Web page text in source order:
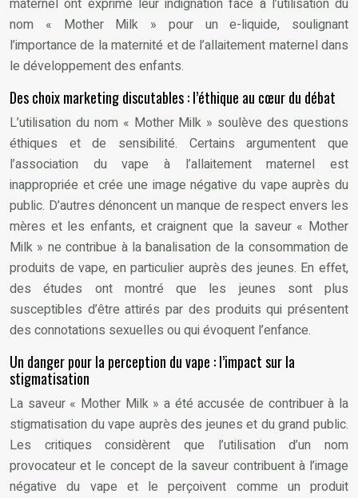
nom « Mother Milk » pour un e-liquide, soulignant
l’importance de la maternité et de l’allaitement maternel dans
le développement des enfants.
Des choix marketing discutables : l’éthique au cœur du débat
L’utilisation du nom « Mother Milk » soulève des questions
éthiques et de sensibilité. Certains argumentent que
l’association du vape à l’allaitement maternel est
inappropriée et crée une image négative du vape auprès du
public. D’autres dénoncent un manque de respect envers les
mères et les enfants, et craignent que la saveur « Mother
Milk » ne contribue à la banalisation de la consommation de
produits de vape, en particulier auprès des jeunes. En effet,
des études ont montré que les jeunes sont plus
susceptibles d’être attirés par des produits qui présentent
des connotations sexuelles ou qui évoquent l’enfance.
Un danger pour la perception du vape : l’impact sur la
stigmatisation
La saveur « Mother Milk » a été accusée de contribuer à la
stigmatisation du vape auprès des jeunes et du grand public.
Les critiques considèrent que l’utilisation d’un nom
provocateur et le concept de la saveur contribuent à l’image
négative du vape et le perçoivent comme un produit